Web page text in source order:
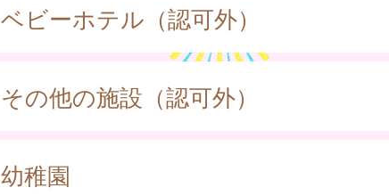
ベビーホテル（認可外）
その他の施設（認可外）
幼稚園